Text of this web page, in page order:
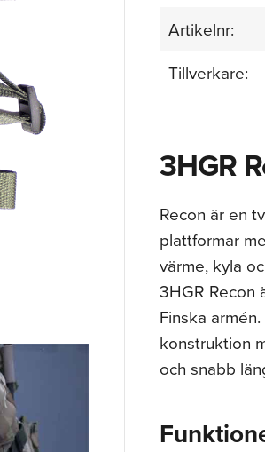
Artikelnr:
Tillverkare:
3HGR
Recon är en
plattformar
värme, kyla
3HGR Recon
Finska
konstruktion
och snabb